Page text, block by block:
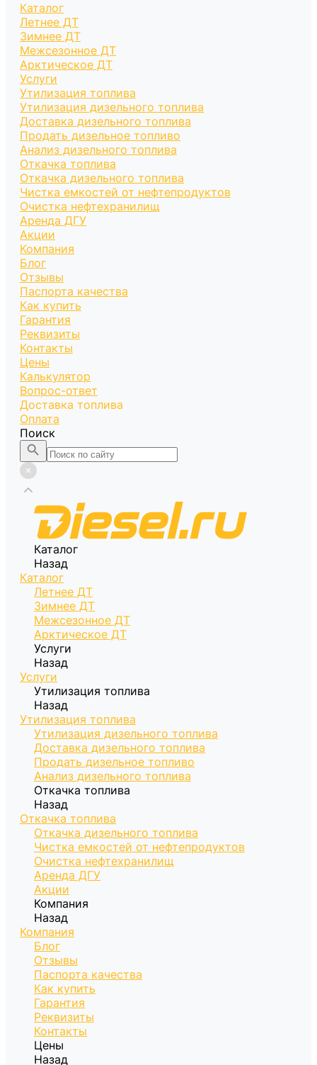
Каталог
Летнее ДТ
Зимнее ДТ
Межсезонное ДТ
Арктическое ДТ
Услуги
Утилизация топлива
Утилизация дизельного топлива
Доставка дизельного топлива
Продать дизельное топливо
Анализ дизельного топлива
Откачка топлива
Откачка дизельного топлива
Чистка емкостей от нефтепродуктов
Очистка нефтехранилищ
Аренда ДГУ
Акции
Компания
Блог
Отзывы
Паспорта качества
Как купить
Гарантия
Реквизиты
Контакты
Цены
Калькулятор
Вопрос-ответ
Доставка топлива
Оплата
Поиск
Каталог
Назад
Каталог
Летнее ДТ
Зимнее ДТ
Межсезонное ДТ
Арктическое ДТ
Услуги
Назад
Услуги
Утилизация топлива
Назад
Утилизация топлива
Утилизация дизельного топлива
Доставка дизельного топлива
Продать дизельное топливо
Анализ дизельного топлива
Откачка топлива
Назад
Откачка топлива
Откачка дизельного топлива
Чистка емкостей от нефтепродуктов
Очистка нефтехранилищ
Аренда ДГУ
Акции
Компания
Назад
Компания
Блог
Отзывы
Паспорта качества
Как купить
Гарантия
Реквизиты
Контакты
Цены
Назад